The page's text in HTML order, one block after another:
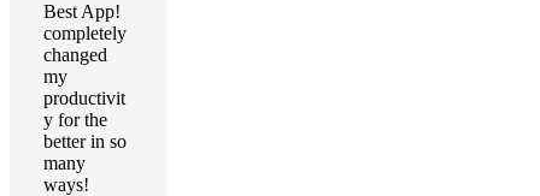
Best App!
completely
changed
my
productivit
y for the
better in so
many
ways!